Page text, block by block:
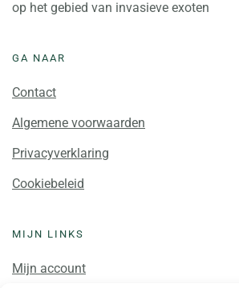
op het gebied van invasieve exoten
GA NAAR
Contact
Algemene voorwaarden
Privacyverklaring
Cookiebeleid
MIJN LINKS
Mijn account